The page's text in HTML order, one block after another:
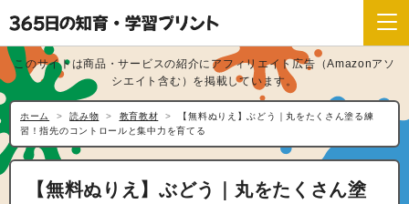
このサイトは商品・サービスの紹介にアフィリエイト広告（Amazonアソ
シエイト含む）を掲載しています。
ホーム 読み物 教育教材
【無料ぬりえ】ぶどう｜丸をたくさん塗る練
習！指先のコントロールと集中力を育てる
【無料ぬりえ】ぶどう｜丸をたくさん塗